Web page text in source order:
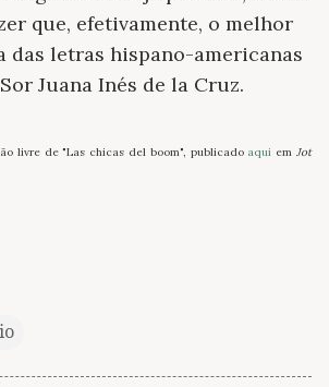
que, efetivamente, o melhor
das letras hispano-americanas
Juana Inés de la Cruz.
livre de "Las chicas del boom", publicado aqui emJot